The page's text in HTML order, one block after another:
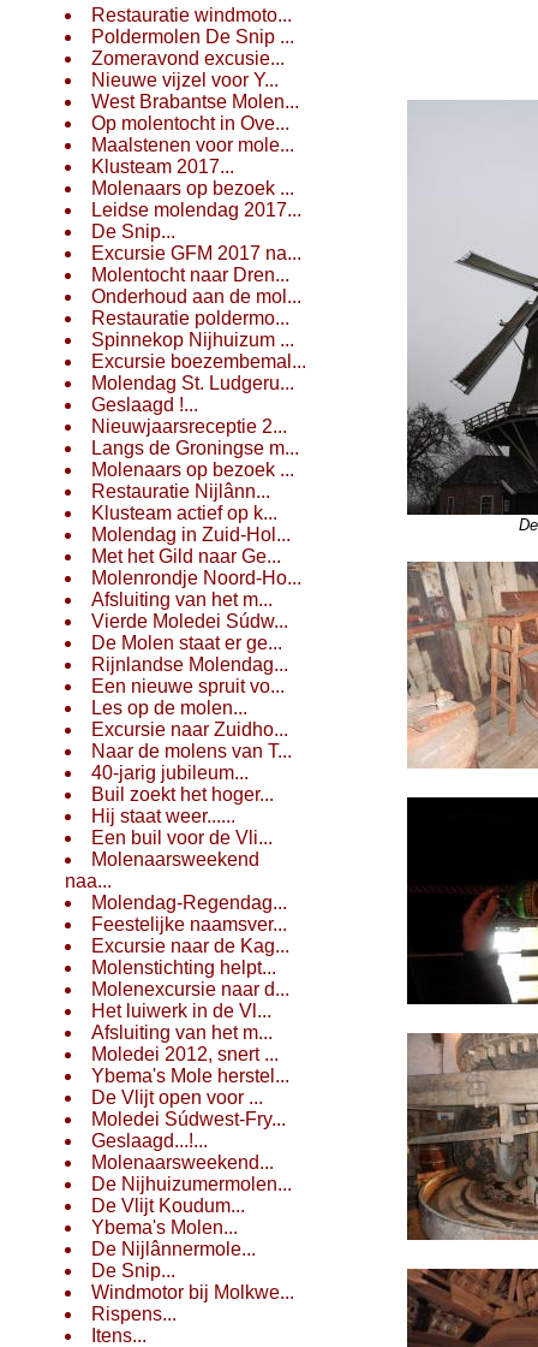
Restauratie windmoto...
Poldermolen De Snip ...
Zomeravond excusie...
Nieuwe vijzel voor Y...
West Brabantse Molen...
Op molentocht in Ove...
Maalstenen voor mole...
Klusteam 2017...
Molenaars op bezoek ...
Leidse molendag 2017...
De Snip...
Excursie GFM 2017 na...
Molentocht naar Dren...
Onderhoud aan de mol...
Restauratie poldermo...
Spinnekop Nijhuizum ...
Excursie boezembemal...
Molendag St. Ludgeru...
Geslaagd !...
Nieuwjaarsreceptie 2...
Langs de Groningse m...
Molenaars op bezoek ...
Restauratie Nijlânn...
Klusteam actief op k...
Molendag in Zuid-Hol...
Met het Gild naar Ge...
Molenrondje Noord-Ho...
Afsluiting van het m...
Vierde Moledei Súdw...
De Molen staat er ge...
Rijnlandse Molendag...
Een nieuwe spruit vo...
Les op de molen...
Excursie naar Zuidho...
Naar de molens van T...
40-jarig jubileum...
Buil zoekt het hoger...
Hij staat weer......
Een buil voor de Vli...
Molenaarsweekend
naa...
Molendag-Regendag...
Feestelijke naamsver...
Excursie naar de Kag...
Molenstichting helpt...
Molenexcursie naar d...
Het luiwerk in de Vl...
Afsluiting van het m...
Moledei 2012, snert ...
Ybema's Mole herstel...
De Vlijt open voor ...
Moledei Súdwest-Fry...
Geslaagd...!...
Molenaarsweekend...
De Nijhuizumermolen...
De Vlijt Koudum...
Ybema's Molen...
De Nijlânnermole...
De Snip...
Windmotor bij Molkwe...
Rispens...
Itens...